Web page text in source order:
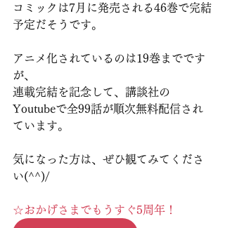
コミックは7月に発売される46巻で完結
予定だそうです。
アニメ化されているのは19巻までです
が、
連載完結を記念して、講談社の
Youtubeで全99話が順次無料配信され
ています。
気になった方は、ぜひ観てみてくださ
い(^^)/
☆おかげさまでもうすぐ5周年！